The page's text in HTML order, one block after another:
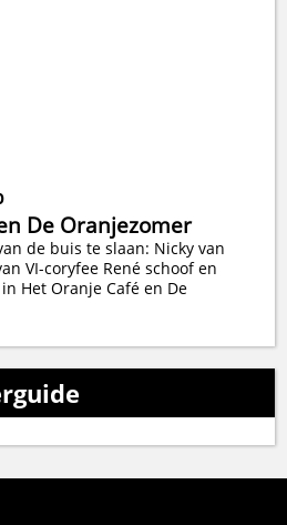
De Oranjezomer
de buis te slaan: Nicky van
VI-coryfee René schoof en
Het Oranje Café en De